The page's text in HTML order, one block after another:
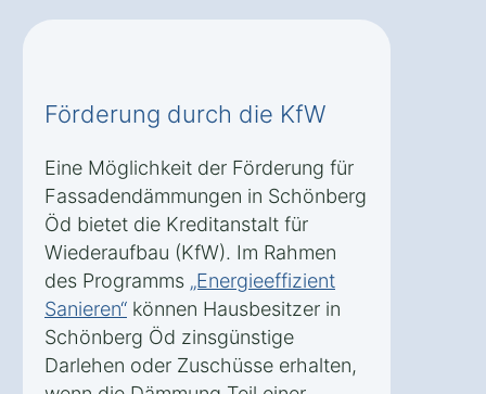
Förderung durch die KfW
Eine Möglichkeit der Förderung für
Fassadendämmungen in Schönberg
Öd bietet die Kreditanstalt für
Wiederaufbau (KfW). Im Rahmen
des Programms „Energieeffizient
Sanieren“ können Hausbesitzer in
Schönberg Öd zinsgünstige
Darlehen oder Zuschüsse erhalten,